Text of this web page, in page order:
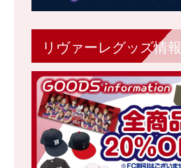
リヴァーレグッズ情報